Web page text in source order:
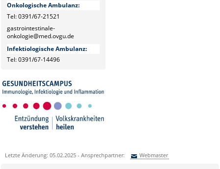
Onkologische Ambulanz:
Tel: 0391/67-21521
gastrointestinale-
onkologie@med.ovgu.de
Infektiologische Ambulanz:
Tel: 0391/67-14496
Letzte Änderung: 05.02.2025 - Ansprechpartner: Webmaster